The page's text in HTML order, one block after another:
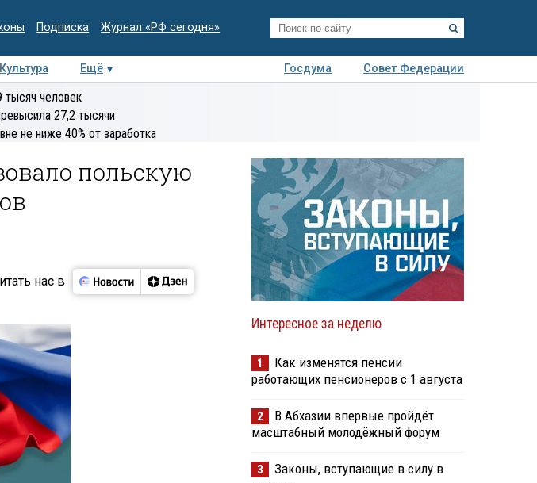
Подписка Журнал «РФ сегодня»
Культура Ещё Госдума
Совет Федерации
Колумнисты
тысяч человек
27,2 тысячи
не ниже 40% от заработка
польскую
нас в
Интересное за неделю
1
Как изменятся пенсии
работающих пенсионеров с 1 августа
2
В Абхазии впервые пройдёт
масштабный молодёжный форум
3
Законы, вступающие в силу в